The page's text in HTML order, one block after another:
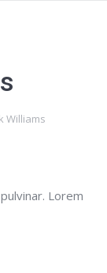
Williams
Lorem